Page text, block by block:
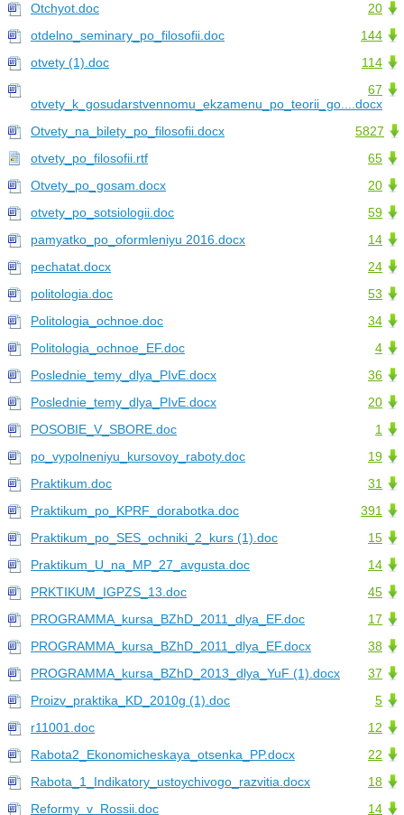
20
Otchyot.doc
144
otdelno_seminary_po_filosofii.doc
114
otvety (1).doc
67
otvety_k_gosudarstvennomu_ekzamenu_po_teorii_go....docx
5827
Otvety_na_bilety_po_filosofii.docx
65
otvety_po_filosofii.rtf
20
Otvety_po_gosam.docx
59
otvety_po_sotsiologii.doc
14
pamyatko_po_oformleniyu 2016.docx
24
pechatat.docx
53
politologia.doc
34
Politologia_ochnoe.doc
4
Politologia_ochnoe_EF.doc
36
Poslednie_temy_dlya_PIvE.docx
20
Poslednie_temy_dlya_PIvE.docx
1
POSOBIE_V_SBORE.doc
19
po_vypolneniyu_kursovoy_raboty.doc
31
Praktikum.doc
391
Praktikum_po_KPRF_dorabotka.doc
15
Praktikum_po_SES_ochniki_2_kurs (1).doc
14
Praktikum_U_na_MP_27_avgusta.doc
45
PRKTIKUM_IGPZS_13.doc
17
PROGRAMMA_kursa_BZhD_2011_dlya_EF.doc
38
PROGRAMMA_kursa_BZhD_2011_dlya_EF.docx
37
PROGRAMMA_kursa_BZhD_2013_dlya_YuF (1).docx
5
Proizv_praktika_KD_2010g (1).doc
12
r11001.doc
22
Rabota2_Ekonomicheskaya_otsenka_PP.docx
18
Rabota_1_Indikatory_ustoychivogo_razvitia.docx
14
Reformy_v_Rossii.doc